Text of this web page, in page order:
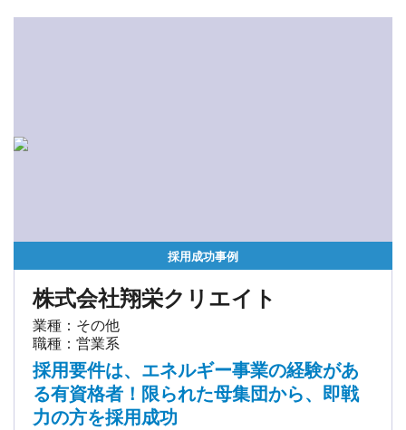
採用成功事例
株式会社翔栄クリエイト
業種：その他
職種：営業系
採用要件は、エネルギー事業の経験があ
る有資格者！限られた母集団から、即戦
力の方を採用成功